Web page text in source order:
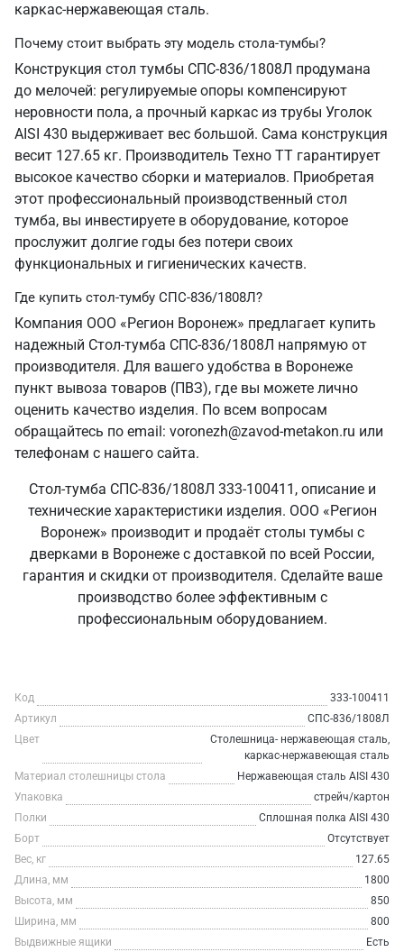
каркас-нержавеющая сталь.
Почему стоит выбрать эту модель стола-тумбы?
Конструкция стол тумбы СПС-836/1808Л продумана
до мелочей: регулируемые опоры компенсируют
неровности пола, а прочный каркас из трубы Уголок
AISI 430 выдерживает вес большой. Сама конструкция
весит 127.65 кг. Производитель Техно ТТ гарантирует
высокое качество сборки и материалов. Приобретая
этот профессиональный производственный стол
тумба, вы инвестируете в оборудование, которое
прослужит долгие годы без потери своих
функциональных и гигиенических качеств.
Где купить стол-тумбу СПС-836/1808Л?
Компания ООО «Регион Воронеж» предлагает купить
надежный Стол-тумба СПС-836/1808Л напрямую от
производителя. Для вашего удобства в Воронеже
пункт вывоза товаров (ПВЗ), где вы можете лично
оценить качество изделия. По всем вопросам
обращайтесь по email: voronezh@zavod-metakon.ru или
телефонам с нашего сайта.
Стол-тумба СПС-836/1808Л 333-100411, описание и
технические характеристики изделия. ООО «Регион
Воронеж» производит и продаёт столы тумбы с
дверками в Воронеже с доставкой по всей России,
гарантия и скидки от производителя. Сделайте ваше
производство более эффективным с
профессиональным оборудованием.
Код
333-100411
Артикул
СПС-836/1808Л
Цвет
Столешница- нержавеющая сталь,
каркас-нержавеющая сталь
Материал столешницы стола
Нержавеющая сталь AISI 430
Упаковка
стрейч/картон
Полки
Сплошная полка AISI 430
Борт
Отсутствует
Вес, кг
127.65
Длина, мм
1800
Высота, мм
850
Ширина, мм
800
Выдвижные ящики
Есть